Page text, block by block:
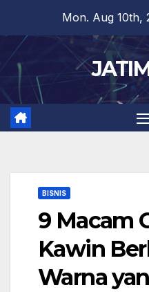
content
Mon. Aug 10th,
BISNIS
9 Macam
Kawin
Warna